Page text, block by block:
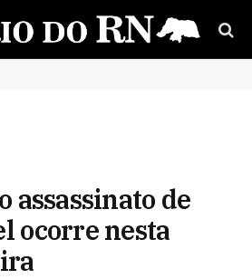
assassinato de
ocorre nesta